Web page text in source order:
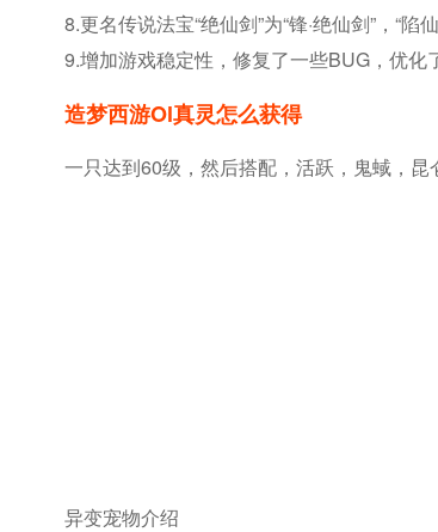
8.更名传说法宝“绝仙剑”为“锋·绝仙剑”，“陷仙
9.增加游戏稳定性，修复了一些BUG，优化
造梦西游ol真灵怎么获得
一只达到60级，然后搭配，活跃，鬼蜮，昆
异变宠物介绍